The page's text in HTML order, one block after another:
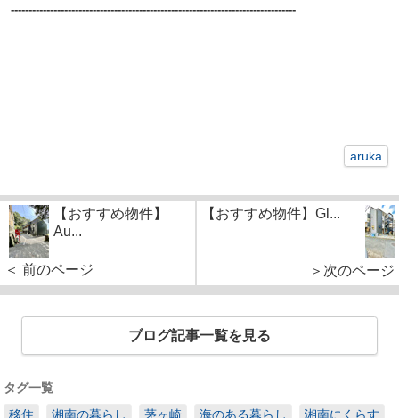
--------------------------------------------------------------------------------
aruka
【おすすめ物件】
Au...
＜ 前のページ
【おすすめ物件】Gl...
＞次のページ
ブログ記事一覧を見る
タグ一覧
移住
湘南の暮らし 茅ヶ崎 海のある暮らし 湘南にくらす